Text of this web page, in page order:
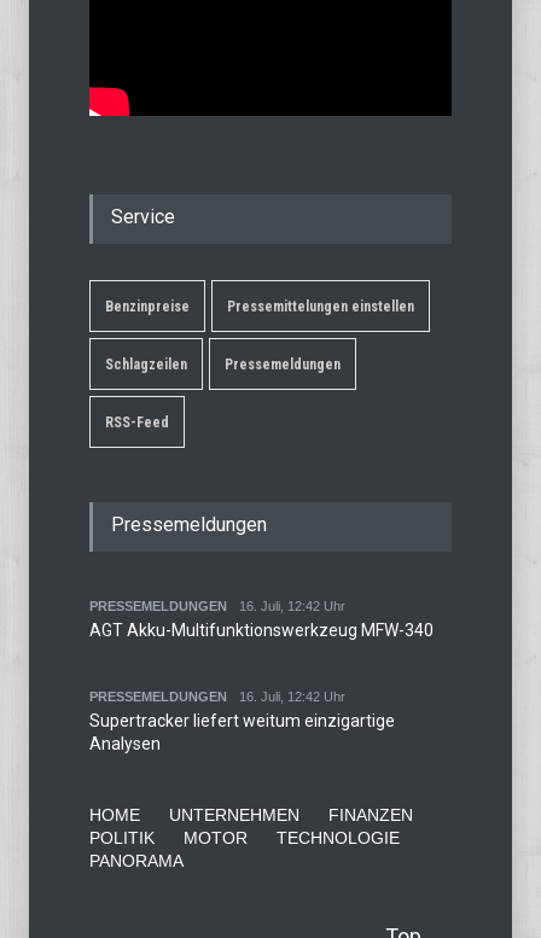
Service
Benzinpreise Pressemittelungen einstellen
Schlagzeilen Pressemeldungen
RSS-Feed
Pressemeldungen
PRESSEMELDUNGEN 16. Juli, 12:42 Uhr
AGT Akku-Multifunktionswerkzeug MFW-340
PRESSEMELDUNGEN 16. Juli, 12:42 Uhr
Supertracker liefert weitum einzigartige
Analysen
HOME UNTERNEHMEN
FINANZEN
POLITIK
MOTOR
TECHNOLOGIE
PANORAMA